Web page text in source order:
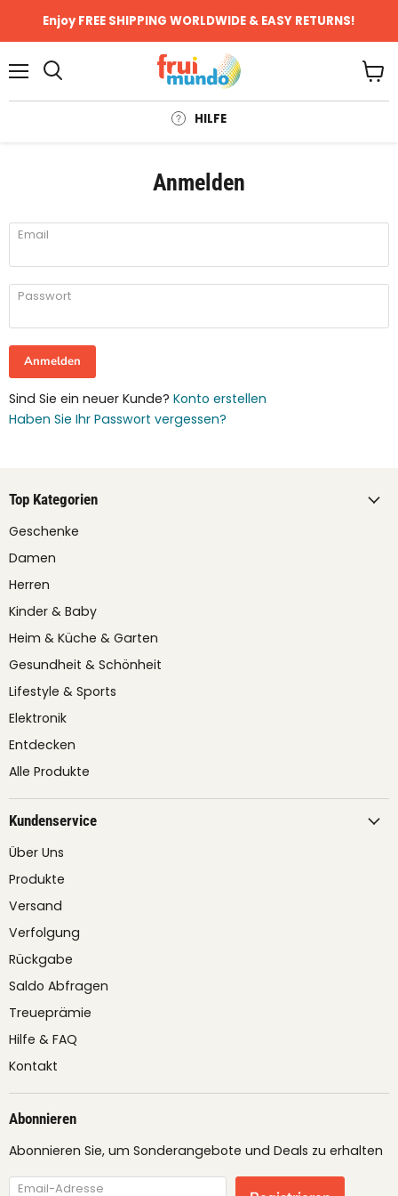
Enjoy FREE SHIPPING WORLDWIDE & EASY RETURNS!
HILFE
Anmelden
Email
Passwort
Anmelden
Sind Sie ein neuer Kunde? Konto erstellen
Haben Sie Ihr Passwort vergessen?
Top Kategorien
Geschenke
Damen
Herren
Kinder & Baby
Heim & Küche & Garten
Gesundheit & Schönheit
Lifestyle & Sports
Elektronik
Entdecken
Alle Produkte
Kundenservice
Über Uns
Produkte
Versand
Verfolgung
Rückgabe
Saldo Abfragen
Treueprämie
Hilfe & FAQ
Kontakt
Abonnieren
Abonnieren Sie, um Sonderangebote und Deals zu erhalten
Email-Adresse